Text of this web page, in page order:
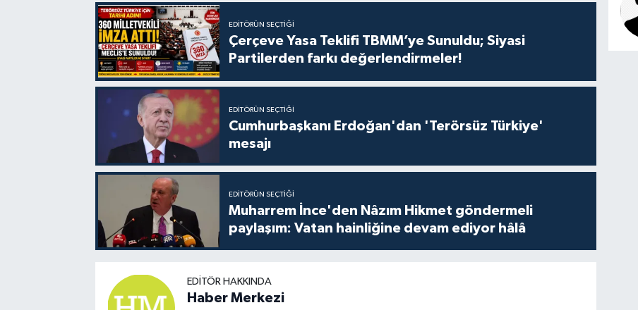
EDITÖRÜN SEÇTIĞI
Çerçeve Yasa Teklifi TBMM’ye Sunuldu; Siyasi
Partilerden farkı değerlendirmeler!
EDITÖRÜN SEÇTIĞI
Cumhurbaşkanı Erdoğan'dan 'Terörsüz Türkiye'
mesajı
EDITÖRÜN SEÇTIĞI
Muharrem İnce'den Nâzım Hikmet göndermeli
paylaşım: Vatan hainliğine devam ediyor hâlâ
EDITÖR HAKKINDA
Haber Merkezi